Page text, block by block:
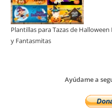
Plantillas para Tazas de
y Fantasmitas
Ayúdame a